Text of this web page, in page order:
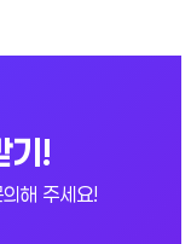
기!
해 주세요!